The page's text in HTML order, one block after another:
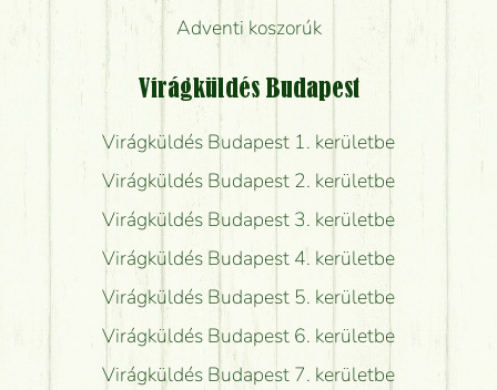
Adventi koszorúk
Virágküldés Budapest
Virágküldés Budapest 1. kerületbe
Virágküldés Budapest 2. kerületbe
Virágküldés Budapest 3. kerületbe
Virágküldés Budapest 4. kerületbe
Virágküldés Budapest 5. kerületbe
Virágküldés Budapest 6. kerületbe
Virágküldés Budapest 7. kerületbe